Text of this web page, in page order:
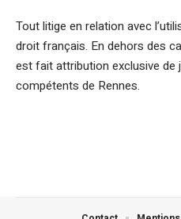
Tout litige en relation avec
droit français. En dehors des
est fait attribution exclusive de
compétents de Rennes.